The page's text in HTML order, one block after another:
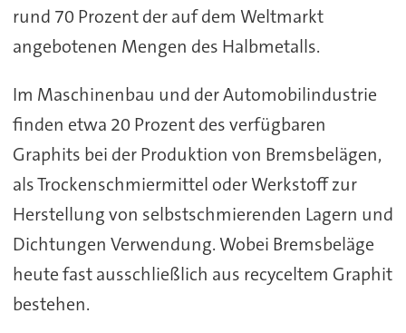
rund 70 Prozent der auf dem Weltmarkt
angebotenen Mengen des Halbmetalls.
Im Maschinenbau und der Automobilindustrie
finden etwa 20 Prozent des verfügbaren
Graphits bei der Produktion von Bremsbelägen,
als Trockenschmiermittel oder Werkstoff zur
Herstellung von selbstschmierenden Lagern und
Dichtungen Verwendung. Wobei Bremsbeläge
heute fast ausschließlich aus recyceltem Graphit
bestehen.